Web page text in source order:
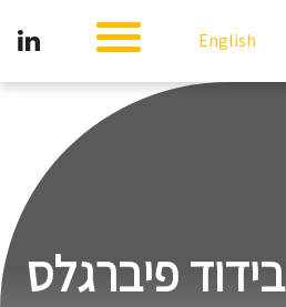
English
בידוד פיברגלס